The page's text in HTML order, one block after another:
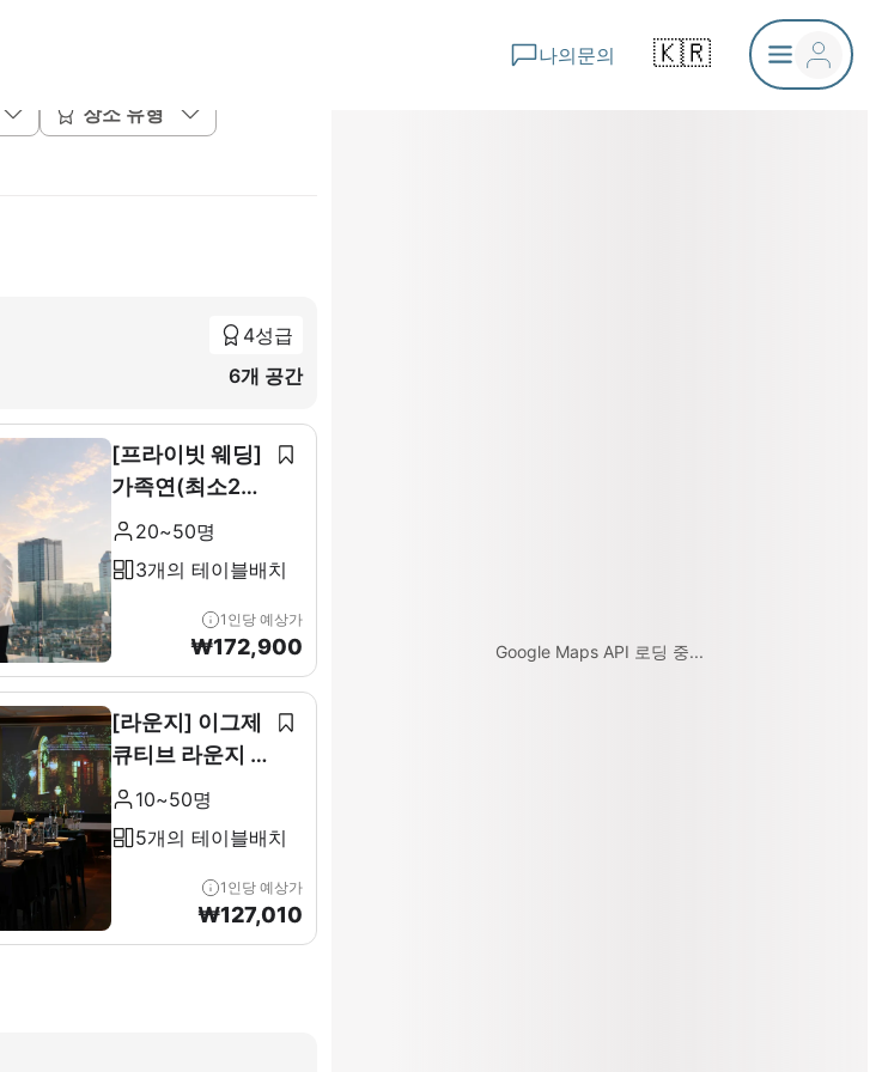
나의문의 🇰🇷
장소 유형
4성급
6개 공간
[프라이빗 웨딩]
가족연(최소20~
최대 50인)
20~50명
3개의 테이블배치
1인당 예상가
₩172,900
[라운지] 이그제
큐티브 라운지 &
테라스 전층(11F
10~50명
5개의 테이블배치
1인당 예상가
₩127,010
Google Maps API 로딩 중...